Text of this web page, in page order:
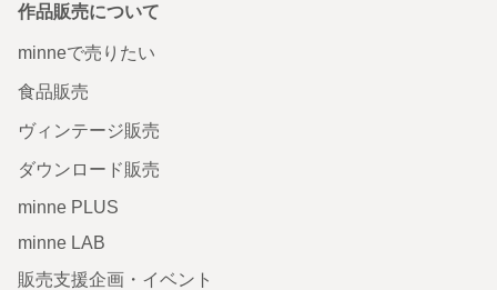
作品販売について
minneで売りたい
食品販売
ヴィンテージ販売
ダウンロード販売
minne PLUS
minne LAB
販売支援企画・イベント